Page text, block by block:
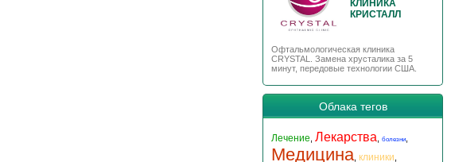
КЛИНИКА
КРИСТАЛЛ
Офтальмологическая клиника
CRYSTAL. Замена хрусталика за 5
минут, передовые технологии США.
Облака тегов
Лечение Лекарства болезни
Медицина клиники